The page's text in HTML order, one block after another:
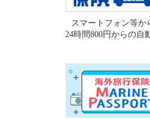
スマートフォン等か
24時間800円からの自